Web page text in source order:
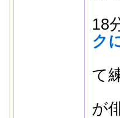
18
ク
て
が